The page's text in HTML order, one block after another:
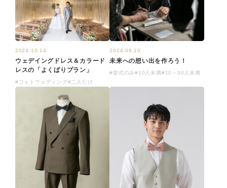
2024.10.14
ウェデイングドレス＆カラード
レスの「よくばりプラン」
#フォトウェディング#二人だけ
2024.08.10
未来への想い出を作ろう！
#挙式のみ#10人未満#10～30人未満